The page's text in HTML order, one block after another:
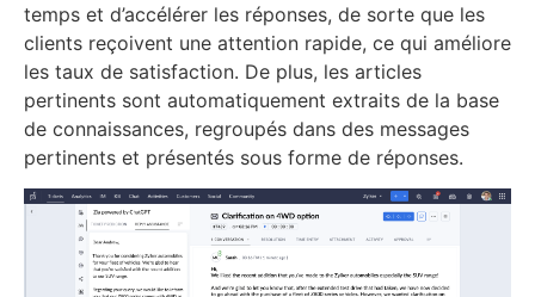
temps et d’accélérer les réponses, de sorte que les
clients reçoivent une attention rapide, ce qui améliore
les taux de satisfaction. De plus, les articles
pertinents sont automatiquement extraits de la base
de connaissances, regroupés dans des messages
pertinents et présentés sous forme de réponses.